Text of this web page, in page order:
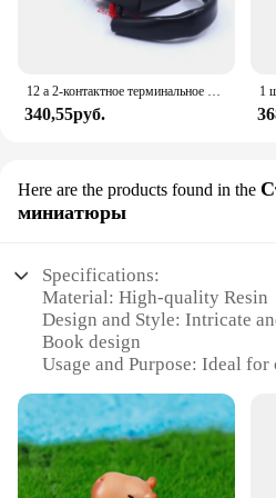
12 а 2-контактное терминальное электронное светодиодное проблесковое реле для Honda Kawasaki Suzuki Yamaha мотоцикл двигатель поворотный сигнал лампа Hyper Flash
340,55руб.
Here are the products found in the
миниатюры
Specifications:
Material: High-quality Resin
Design and Style: Intricate
Book design
Usage and Purpose: Ideal
Type and Category:
of the Watchers Book
Shape or Size or Weight or
various sets, catering to